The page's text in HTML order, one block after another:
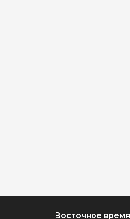
Восточное время